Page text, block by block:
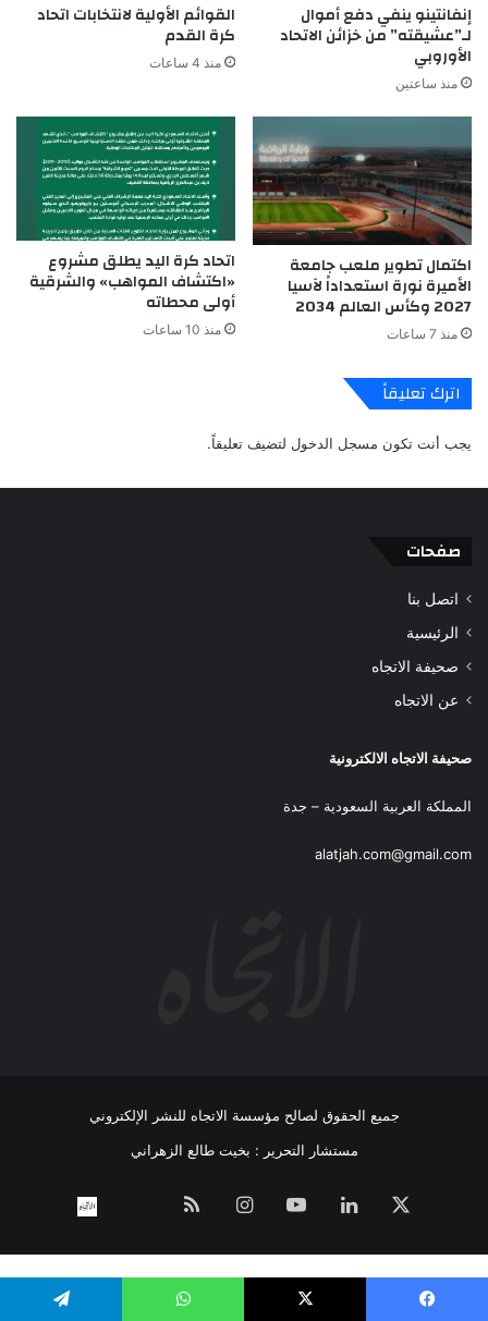
إنفانتينو ينفي دفع أموال
لـ”عشيقته” من خزائن الاتحاد
الأوروبي
منذ ساعتين
القوائم الأولية لانتخابات اتحاد
كرة القدم
منذ 4 ساعات
اكتمال تطوير ملعب جامعة
الأميرة نورة استعداداً لآسيا
2027 وكأس العالم 2034
منذ 7 ساعات
اتحاد كرة اليد يطلق مشروع
«اكتشاف المواهب» والشرقية
أولى محطاته
منذ 10 ساعات
اترك تعليقاً
يجب أنت تكون مسجل الدخول لتضيف تعليقاً.
صفحات
اتصل بنا
الرئيسية
صحيفة الاتجاه
عن الاتجاه
صحيفة الاتجاه الالكترونية
المملكة العربية السعودية – جدة
alatjah.com@gmail.com
جميع الحقوق لصالح مؤسسة الاتجاه للنشر الإلكتروني
مستشار التحرير : بخيت طالع الزهراني
لينكدإن ‫YouTubeانستقرام
الموقع
RSS
نبض
بــنـا
WP Twitter Auto Publish Powered By : XYZScripts.com